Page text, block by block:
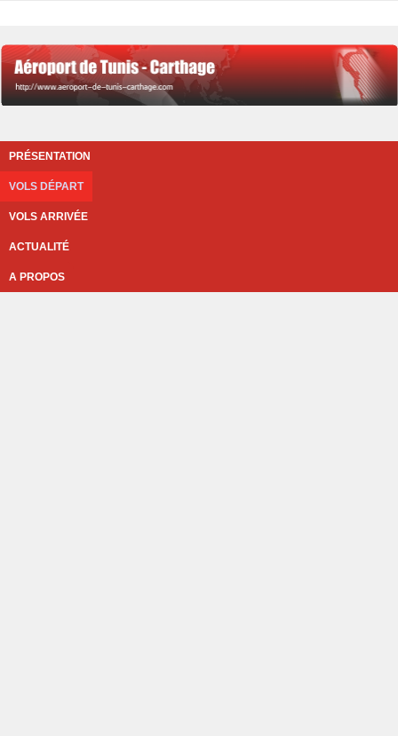
PRÉSENTATION
VOLS DÉPART
VOLS ARRIVÉE
ACTUALITÉ
A PROPOS